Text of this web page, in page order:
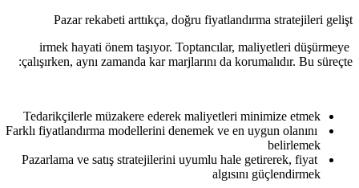
Pazar rekabeti arttıkça,
irmek hayati önem taşıyor.
çalışırken, aynı zamanda kar
Tedarikçilerle müzakere ederek
Farklı fiyatlandırma modellerini
Pazarlama ve satış stratejilerini